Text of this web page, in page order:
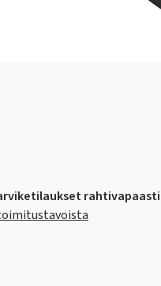
rahtivapaasti